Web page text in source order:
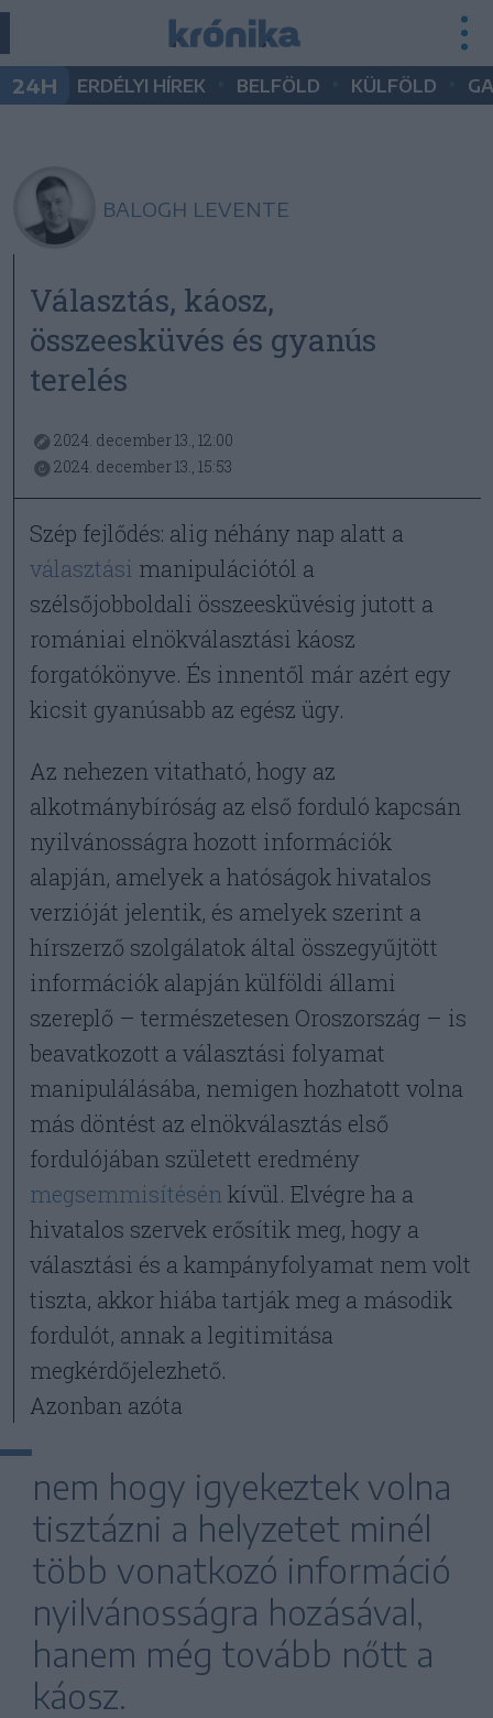
24H ERDÉLYI HÍREK BELFÖLD KÜLFÖLD
BALOGH LEVENTE
Választás, káosz,
összeesküvés és gyanús
terelés
2024. december 13., 12:00
2024. december 13., 15:53
Szép fejlődés: alig néhány nap alatt a
választási manipulációtól a
szélsőjobboldali összeesküvésig jutott a
romániai elnökválasztási káosz
forgatókönyve. És innentől már azért egy
kicsit gyanúsabb az egész ügy.
Az nehezen vitatható, hogy az
alkotmánybíróság az első forduló kapcsán
nyilvánosságra hozott információk
alapján, amelyek a hatóságok hivatalos
verzióját jelentik, és amelyek szerint a
hírszerző szolgálatok által összegyűjtött
információk alapján külföldi állami
szereplő – természetesen Oroszország – is
beavatkozott a választási folyamat
manipulálásába, nemigen hozhatott volna
más döntést az elnökválasztás első
fordulójában született eredmény
megsemmisítésénkívül. Elvégre ha a
hivatalos szervek erősítik meg, hogy a
választási és a kampányfolyamat nem volt
tiszta, akkor hiába tartják meg a második
fordulót, annak a legitimitása
megkérdőjelezhető.
Azonban azóta
nem hogy igyekeztek volna
tisztázni a helyzetet minél
több vonatkozó információ
nyilvánosságra hozásával,
hanem még tovább nőtt a
káosz.